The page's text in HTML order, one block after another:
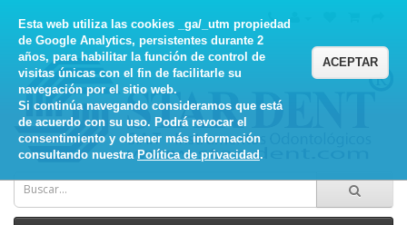
Esta web utiliza las cookies _ga/_utm propiedad
de Google Analytics, persistentes durante 2
años, para habilitar la función de control de
visitas únicas con el fin de facilitarle su
navegación por el sitio web.
Si continúa navegando consideramos que está
de acuerdo con su uso. Podrá revocar el
consentimiento y obtener más información
consultando nuestra Política de privacidad.
ACEPTAR